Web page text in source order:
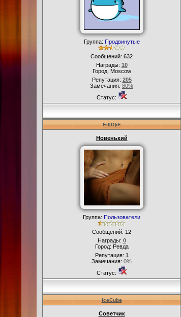
Группа: Продвинутые
Сообщений: 632
Награды: 10
Город: Moscow
Репутация: 205
Замечания: 80%
Статус:
Ed[D]iE
Новенький
Группа: Пользователи
Сообщений: 12
Награды: 0
Город: Ревда
Репутация: 1
Замечания: 0%
Статус:
IceCube
Советчик